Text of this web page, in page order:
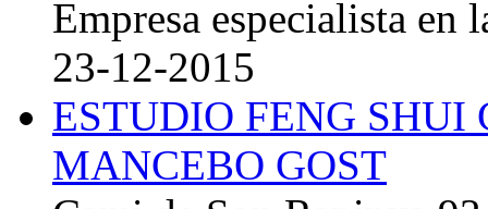
Empresa especialista en
23-12-2015
ESTUDIO FENG
MANCEBO GOST